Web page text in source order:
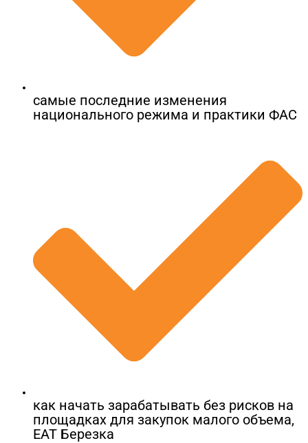
самые последние изменения
национального режима и практики ФАС
как начать зарабатывать без рисков на
площадках для закупок малого объема,
ЕАТ Березка